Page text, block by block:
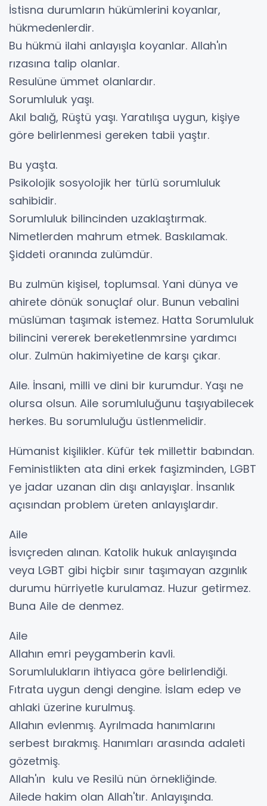
İstisna durumların hükümlerini koyanlar,
hükmedenlerdir.
Bu hükmü ilahi anlayışla koyanlar. Allah'ın
rızasına talip olanlar.
Resulüne ümmet olanlardır.
Sorumluluk yaşı.
Akıl balığ, Rüştü yaşı. Yaratılışa uygun, kişiye
göre belirlenmesi gereken tabii yaştır.
Bu yaşta.
Psikolojik sosyolojik her türlü sorumluluk
sahibidir.
Sorumluluk bilincinden uzaklaştırmak.
Nimetlerden mahrum etmek. Baskılamak.
Şiddeti oranında zulümdür.
Bu zulmün kişisel, toplumsal. Yani dünya ve
ahirete dönük sonuçlaŕ olur. Bunun vebalini
müslüman taşımak istemez. Hatta Sorumluluk
bilincini vererek bereketlenmrsine yardımcı
olur. Zulmün hakimiyetine de karşı çıkar.
Aile. İnsani, milli ve dini bir kurumdur. Yaşı ne
olursa olsun. Aile sorumluluğunu taşıyabilecek
herkes. Bu sorumluluğu üstlenmelidir.
Hümanist kişilikler. Küfür tek millettir babından.
Feministlikten ata dini erkek faşizminden, LGBT
ye jadar uzanan din dışı anlayışlar. İnsanlık
açısından problem üreten anlayışlardır.
Aile
İsvıçreden alınan. Katolik hukuk anlayışında
veya LGBT gibi hiçbir sınır taşımayan azgınlık
durumu hürriyetle kurulamaz. Huzur getirmez.
Buna Aile de denmez.
Aile
Allahın emri peygamberin kavli.
Sorumlulukların ihtiyaca göre belirlendiği.
Fıtrata uygun dengi dengine. İslam edep ve
ahlaki üzerine kurulmuş.
Allahın evlenmış. Ayrılmada hanımlarını
serbest bırakmış. Hanımları arasında adaleti
gözetmiş.
Allah'ın kulu ve Resilü nün örnekliğinde.
Ailede hakim olan Allah'tır. Anlayışında.